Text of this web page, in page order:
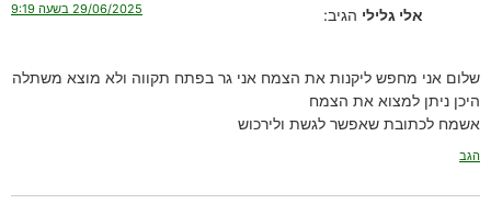
אלי גלילי הגיב: 29/06/2025 בשעה 9:19
שלום אני מחפש ליקנות את הצמח אני גר בפתח תקווה ולא מוצא משתלה
היכן ניתן למצוא את הצמח
אשמח לכתובת שאפשר לגשת ולירכוש
הגב